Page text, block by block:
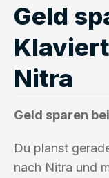
Geld
Nitra
Geld sparen
Du planst
nach Nitra und